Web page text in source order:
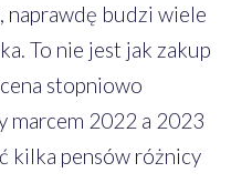
naprawdę budzi wiele
To nie jest jak zakup
stopniowo
marcem 2022 a 2023
kilka pensów różnicy